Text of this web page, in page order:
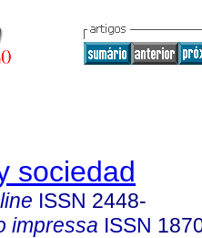
sociedad
ISSN 2448-
impressa ISSN